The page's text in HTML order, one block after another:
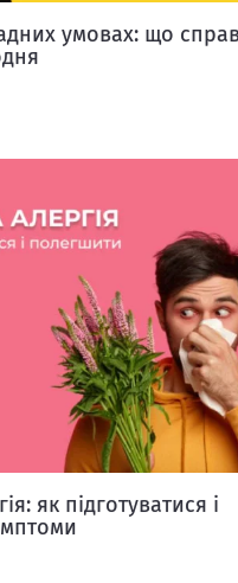
умовах: що
як підготуватися і